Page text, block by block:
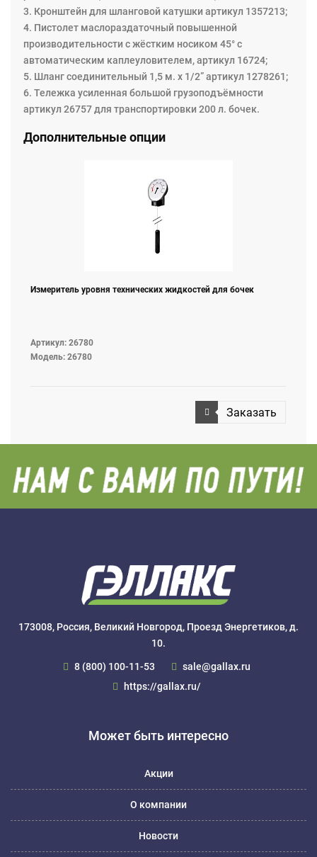
3. Кронштейн для шланговой катушки артикул 1357213;
4. Пистолет маслораздаточный повышенной
производительности с жёстким носиком 45° с
автоматическим каплеуловителем, артикул 16724;
5. Шланг соединительный 1,5 м. x 1/2” артикул 1278261;
6. Тележка усиленная большой грузоподъёмности
артикул 26757 для транспортировки 200 л. бочек.
Дополнительные опции
Измеритель уровня технических жидкостей для бочек
Артикул: 26780
Модель: 26780
Заказать
173008, Россия, Великий Новгород, Проезд Энергетиков, д.
10.
8 (800) 100-11-53
sale@gallax.ru
https://gallax.ru/
Может быть интересно
Акции
О компании
Новости